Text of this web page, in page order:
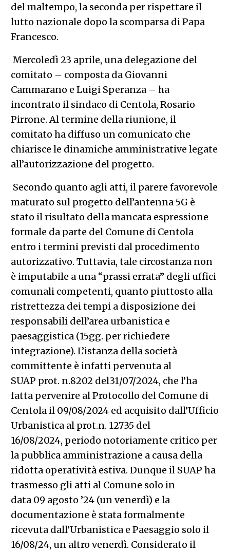
del maltempo, la seconda per rispettare il
lutto nazionale dopo la scomparsa di Papa
Francesco.
Mercoledì 23 aprile, una delegazione del
comitato – composta da Giovanni
Cammarano e Luigi Speranza – ha
incontrato il sindaco di Centola, Rosario
Pirrone. Al termine della riunione, il
comitato ha diffuso un comunicato che
chiarisce le dinamiche amministrative legate
all’autorizzazione del progetto.
Secondo quanto agli atti, il parere favorevole
maturato sul progetto dell’antenna 5G è
stato il risultato della mancata espressione
formale da parte del Comune di Centola
entro i termini previsti dal procedimento
autorizzativo. Tuttavia, tale circostanza non
è imputabile a una “prassi errata” degli uffici
comunali competenti, quanto piuttosto alla
ristrettezza dei tempi a disposizione dei
responsabili dell’area urbanistica e
paesaggistica (15gg. per richiedere
integrazione). L’istanza della società
committente è infatti pervenuta al
SUAP prot. n.8202 del31/07/2024, che l’ha
fatta pervenire al Protocollo del Comune di
Centola il 09/08/2024 ed acquisito dall’Ufficio
Urbanistica al prot.n. 12735 del
16/08/2024, periodo notoriamente critico per
la pubblica amministrazione a causa della
ridotta operatività estiva. Dunque il SUAP ha
trasmesso gli atti al Comune solo in
data 09 agosto ’24 (un venerdì) e la
documentazione è stata formalmente
ricevuta dall’Urbanistica e Paesaggio solo il
16/08/24, un altro venerdì. Considerato il